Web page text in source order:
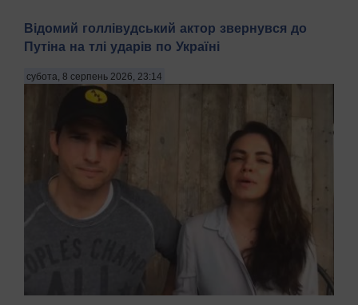
Відомий голлівудський актор звернувся до
Путіна на тлі ударів по Україні
субота, 8 серпень 2026, 23:14